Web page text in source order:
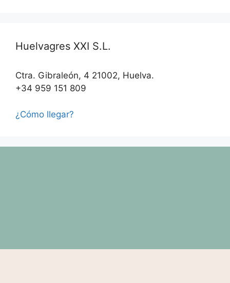
Huelvagres XXI S.L.
Ctra. Gibraleón, 4 21002, Huelva.
+34 959 151 809
¿Cómo llegar?